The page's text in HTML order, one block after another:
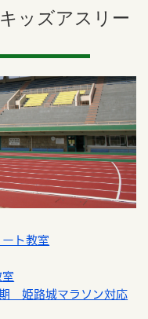
ッズアスリー
ト教室
姫路城マラソン対応